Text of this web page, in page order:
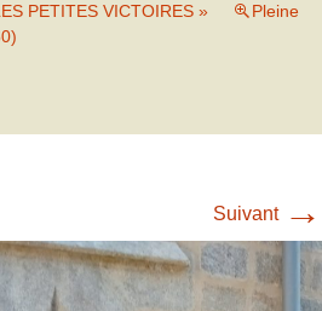
PETITES VICTOIRES »
Pleine
Suivant →